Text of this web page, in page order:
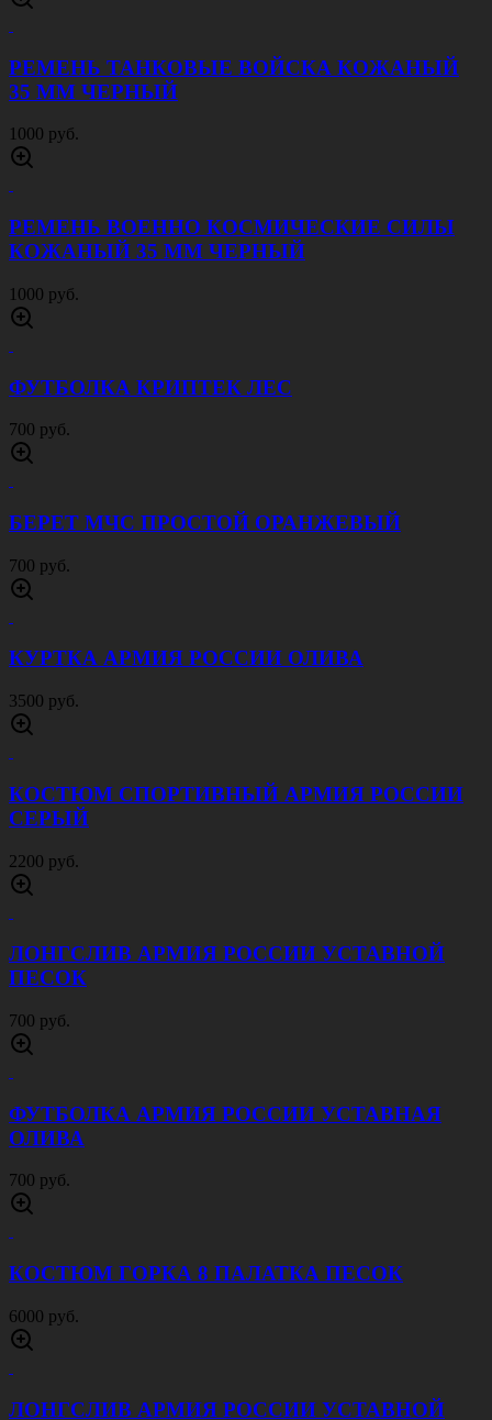
РЕМЕНЬ ТАНКОВЫЕ ВОЙСКА КОЖАНЫЙ
35 ММ ЧЕРНЫЙ
1000 руб.
РЕМЕНЬ ВОЕННО КОСМИЧЕСКИЕ СИЛЫ
КОЖАНЫЙ 35 ММ ЧЕРНЫЙ
1000 руб.
ФУТБОЛКА КРИПТЕК ЛЕС
700 руб.
БЕРЕТ МЧС ПРОСТОЙ ОРАНЖЕВЫЙ
700 руб.
КУРТКА АРМИЯ РОССИИ ОЛИВА
3500 руб.
КОСТЮМ СПОРТИВНЫЙ АРМИЯ РОССИИ
СЕРЫЙ
2200 руб.
ЛОНГСЛИВ АРМИЯ РОССИИ УСТАВНОЙ
ПЕСОК
700 руб.
ФУТБОЛКА АРМИЯ РОССИИ УСТАВНАЯ
ОЛИВА
700 руб.
КОСТЮМ ГОРКА 8 ПАЛАТКА ПЕСОК
6000 руб.
ЛОНГСЛИВ АРМИЯ РОССИИ УСТАВНОЙ